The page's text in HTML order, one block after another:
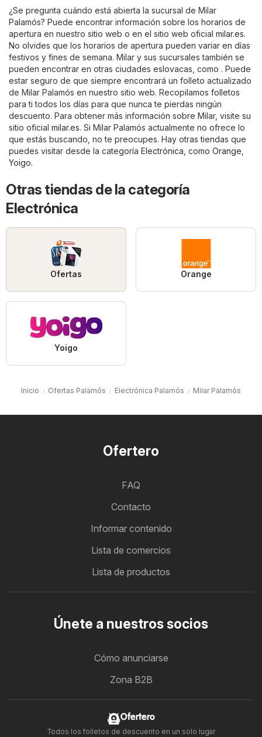
¿Se pregunta cuándo está abierta la sucursal de Milar
Palamós? Puede encontrar información sobre los horarios de
apertura en nuestro sitio web o en el sitio web oficial milar.es.
No olvides que los horarios de apertura pueden variar en días
festivos y fines de semana. Milar y sus sucursales también se
pueden encontrar en otras ciudades eslovacas, como . Puede
estar seguro de que siempre encontrará un folleto actualizado
de Milar Palamós en nuestro sitio web. Recopilamos folletos
para ti todos los días para que nunca te pierdas ningún
descuento. Para obtener más información sobre Milar, visite su
sitio oficial milar.es. Si Milar Palamós actualmente no ofrece lo
que estás buscando, no te preocupes. Hay otras tiendas que
puedes visitar desde la categoría Electrónica , como Orange
Yoigo.
Otras tiendas de la categoría
Electrónica
Ofertas Orange
Yoigo
Inicio Ofertas Palamós Electrónica Palamós Milar Palamós
Ofertero
FAQ
Contacto
Informar contenido
Lista de comercios
Lista de productos
Únete a nuestros socios
Cómo anunciarse
Zona B2B
Ofertero
Todos los folletos de descuento en un solo lugar